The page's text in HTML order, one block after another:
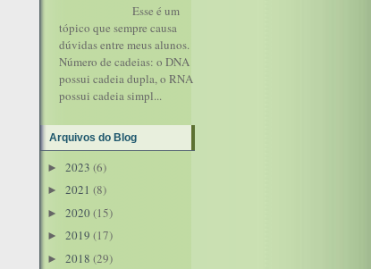
Esse é um
tópico que sempre causa
dúvidas entre meus alunos.
Número de cadeias: o DNA
possui cadeia dupla, o RNA
possui cadeia simpl...
Arquivos do Blog
► 2023 (6)
► 2021 (8)
► 2020 (15)
► 2019 (17)
► 2018 (29)